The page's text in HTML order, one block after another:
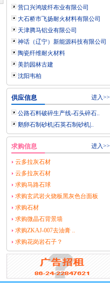
营口兴鸿玻纤布业有限公司
大石桥市飞扬耐火材料有限公司
天津腾马铝业有限公司
神话（辽宁）新能源科技有限公司
陶瓷纤维耐火材料
美韵园林古建
沈阳韦柏
供应信息 进入>>
公路石料破碎生产线-石头碎石..
鹅卵石制砂机|石英石制砂机|..
求购信息 进入>>
云多拉灰石材
云多拉灰石材
求购马路石球
求购玄武岩火烧板黑灰色台面板
求购石材
求购微晶石背景墙
求购ZKAJ-007去油膏 ..
求购花岗岩石子？